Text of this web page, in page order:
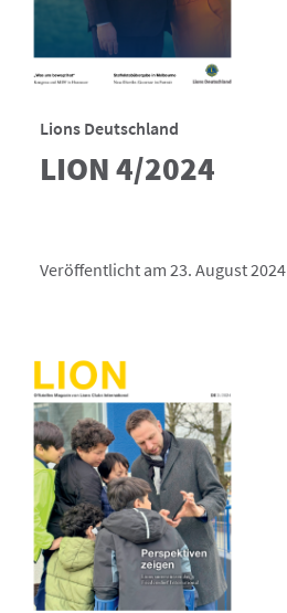
Lions Deutschland
LION 4/2024
Veröffentlicht am 23. August 2024